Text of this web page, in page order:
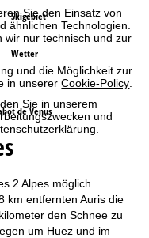
Sie den Einsatz von
ähnlichen Technologien.
wir nur technisch und zur
und die Möglichkeit zur
in unsererCookie-Policy
Sie in unserem
und
Skigebiet
Wetter
de Venus
2 Alpes möglich.
km entfernten Auris die
den Schnee zu
um Huez und im